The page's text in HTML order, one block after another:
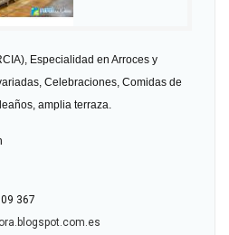
Especialidad en Arroces y
Celebraciones, Comidas de
amplia terraza.
367